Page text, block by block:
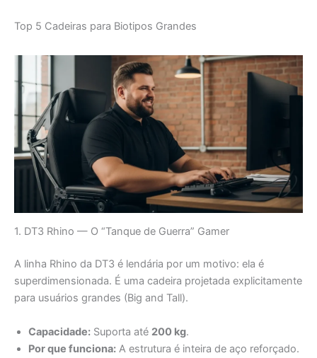
Top 5 Cadeiras para Biotipos Grandes
1. DT3 Rhino — O “Tanque de Guerra” Gamer
A linha Rhino da DT3 é lendária por um motivo: ela é
superdimensionada. É uma cadeira projetada explicitamente
para usuários grandes (Big and Tall).
Capacidade: Suporta até 200 kg.
Por que funciona: A estrutura é inteira de aço reforçado.